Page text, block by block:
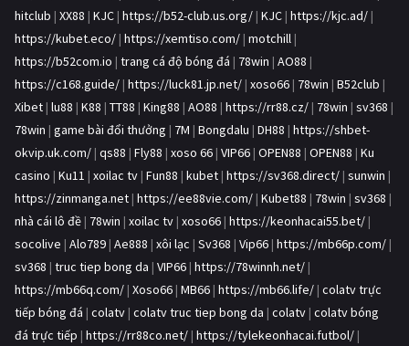
hitclub | XX88 | KJC | https://b52-club.us.org/ | KJC | https://kjc.ad/ |
https://kubet.eco/ | https://xemtiso.com/ | motchill |
https://b52com.io | trang cá độ bóng đá | 78win | AO88 |
https://c168.guide/ | https://luck81.jp.net/ | xoso66 | 78win | B52club |
Xibet | lu88 | K88 | TT88 | King88 | AO88 | https://rr88.cz/ | 78win | sv368 |
78win | game bài đổi thưởng | 7M | Bongdalu | DH88 | https://shbet-
okvip.uk.com/ | qs88 | Fly88 | xoso 66 | VIP66 | OPEN88 | OPEN88 | Ku
casino | Ku11 | xoilac tv | Fun88 | kubet | https://sv368.direct/ | sunwin |
https://zinmanga.net | https://ee88vie.com/ | Kubet88 | 78win | sv368 |
nhà cái lô đề | 78win | xoilac tv | xoso66 | https://keonhacai55.bet/ |
socolive | Alo789 | Ae888 | xôi lạc | Sv368 | Vip66 | https://mb66p.com/ |
sv368 | truc tiep bong da | VIP66 | https://78winnh.net/ |
https://mb66q.com/ | Xoso66 | MB66 | https://mb66.life/ | colatv trực
tiếp bóng đá | colatv | colatv truc tiep bong da | colatv | colatv bóng
đá trực tiếp | https://rr88co.net/ | https://tylekeonhacai.futbol/ |